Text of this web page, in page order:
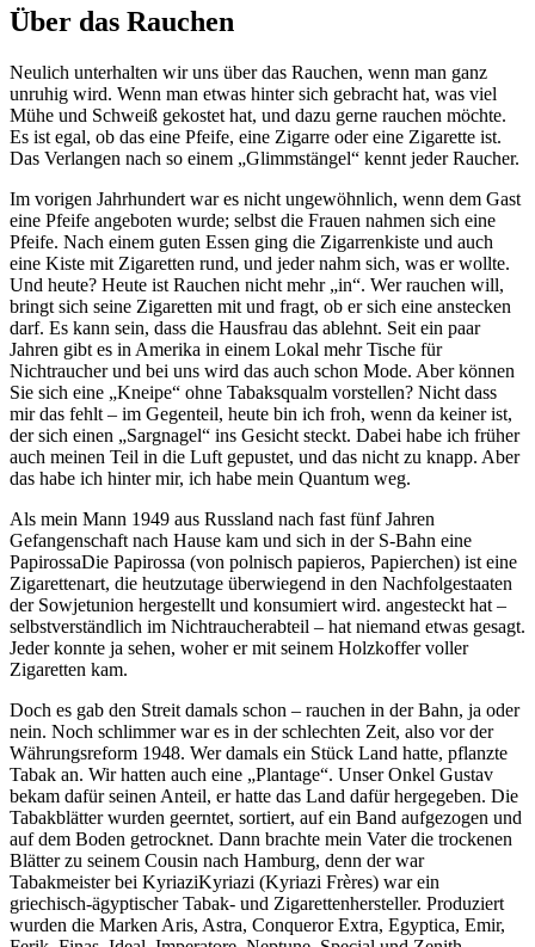
Über das Rauchen
Neulich unterhalten wir uns über das Rauchen, wenn man ganz
unruhig wird. Wenn man etwas hinter sich gebracht hat, was viel
Mühe und Schweiß gekostet hat, und dazu gerne rauchen möchte.
Es ist egal, ob das eine Pfeife, eine Zigarre oder eine Zigarette ist.
Das Verlangen nach so einem
Glimmstängel
kennt jeder Raucher.
Im vorigen Jahrhundert war es nicht ungewöhnlich, wenn dem Gast
eine Pfeife angeboten wurde; selbst die Frauen nahmen sich eine
Pfeife. Nach einem guten Essen ging die Zigarrenkiste und auch
eine Kiste mit Zigaretten rund, und jeder nahm sich, was er wollte.
Und heute? Heute ist Rauchen nicht mehr in . Wer rauchen will,
bringt sich seine Zigaretten mit und fragt, ob er sich eine anstecken
darf. Es kann sein, dass die Hausfrau das ablehnt. Seit ein paar
Jahren gibt es in Amerika in einem Lokal mehr Tische für
Nichtraucher und bei uns wird das auch schon Mode. Aber können
Sie sich eine
Kneipe
ohne Tabaksqualm vorstellen? Nicht dass
mir das fehlt – im Gegenteil, heute bin ich froh, wenn da keiner ist,
der sich einen
Sargnagel
ins Gesicht steckt. Dabei habe ich früher
auch meinen Teil in die Luft gepustet, und das nicht zu knapp. Aber
das habe ich hinter mir, ich habe mein Quantum weg.
Als mein Mann 1949 aus Russland nach fast fünf Jahren
Gefangenschaft nach Hause kam und sich in der S-Bahn eine
PapirossaDie Papirossa (von polnisch papieros, Papierchen) ist eine
Zigarettenart, die heutzutage überwiegend in den Nachfolgestaaten
der Sowjetunion hergestellt und konsumiert wird. angesteckt hat –
selbstverständlich im Nichtraucherabteil – hat niemand etwas gesagt.
Jeder konnte ja sehen, woher er mit seinem Holzkoffer voller
Zigaretten kam.
Doch es gab den Streit damals schon – rauchen in der Bahn, ja oder
nein. Noch schlimmer war es in der schlechten Zeit, also vor der
Währungsreform 1948. Wer damals ein Stück Land hatte, pflanzte
Tabak an. Wir hatten auch eine
Plantage . Unser Onkel Gustav
bekam dafür seinen Anteil, er hatte das Land dafür hergegeben. Die
Tabakblätter wurden geerntet, sortiert, auf ein Band aufgezogen und
auf dem Boden getrocknet. Dann brachte mein Vater die trockenen
Blätter zu seinem Cousin nach Hamburg, denn der war
Tabakmeister bei KyriaziKyriazi (Kyriazi Frères) war ein
griechisch-ägyptischer Tabak- und Zigarettenhersteller. Produziert
wurden die Marken Aris, Astra, Conqueror Extra, Egyptica, Emir,